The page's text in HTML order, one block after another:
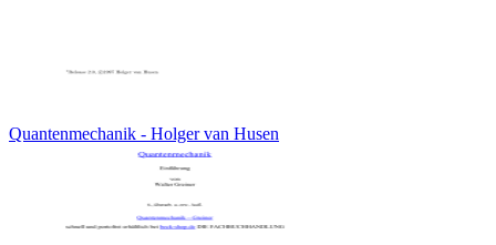
Quantenmechanik - Holger van Husen